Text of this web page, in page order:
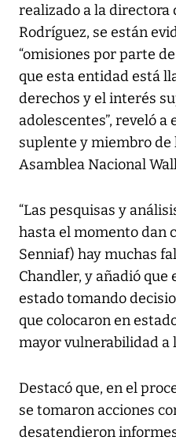
realizado a la directora
Rodríguez, se están
“omisiones por parte
que esta entidad está
derechos y el interés
adolescentes”, reveló
suplente y miembro de
Asamblea Nacional
“Las pesquisas y
hasta el momento dan
Senniaf) hay muchas
Chandler, y añadió que
estado tomando
que colocaron en
mayor vulnerabilidad a
Destacó que, en el
se tomaron acciones
desatendieron